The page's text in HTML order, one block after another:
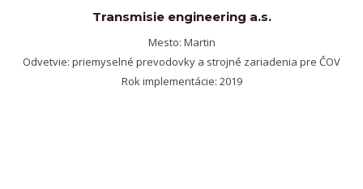
Transmisie engineering a.s.
Mesto: Martin
Odvetvie: priemyselné prevodovky a strojné zariadenia pre ČOV
Rok implementácie: 2019